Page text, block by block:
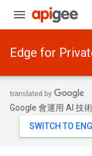
Edge for
Google 會運用 AI 技